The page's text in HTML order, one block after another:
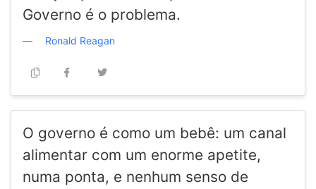
Governo é o problema.
Ronald Reagan
O governo é como um bebê: um canal
alimentar com um enorme apetite,
numa ponta, e nenhum senso de